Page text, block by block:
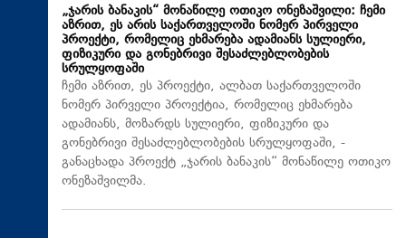
„ჯარის ბანაკის“ მონაწილე ოთიკო ონეზაშვილი: ჩემი
აზრით, ეს არის საქართველოში ნომერ პირველი
პროექტი, რომელიც ეხმარება ადამიანს სულიერი,
ფიზიკური და გონებრივი შესაძლებლობების
სრულყოფაში
ჩემი აზრით, ეს პროექტი, ალბათ საქართველოში
ნომერ პირველი პროექტია, რომელიც ეხმარება
ადამიანს, მოზარდს სულიერი, ფიზიკური და
გონებრივი შესაძლებლობების სრულყოფაში, -
განაცხადა პროექტ „ჯარის ბანაკის“ მონაწილე ოთიკო
ონეზაშვილმა.